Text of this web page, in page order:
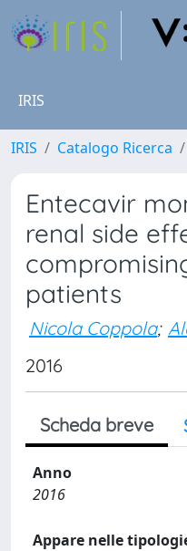
IRIS
IRIS Catalogo Ricerca
Entecavir
renal side
patients
Nicola Coppola;
2016
Scheda breve
Anno
2016
Appare nelle